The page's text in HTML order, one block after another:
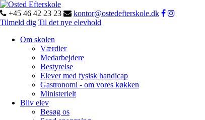
+45 46 42 23 23
kontor@ostedefterskole.dk
Tilmeld dig Til det nye elevhold
Om skolen
Værdier
Medarbejdere
Bestyrelse
Elever med fysisk handicap
Gastronomi - om vores køkken
Ministerielt
Bliv elev
Besøg os